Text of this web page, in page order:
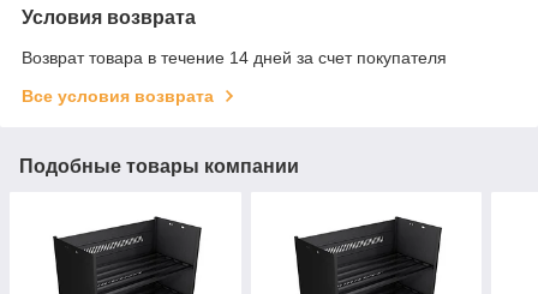
Условия возврата
Возврат товара в течение 14 дней за счет покупателя
Все условия возврата
Подобные товары компании